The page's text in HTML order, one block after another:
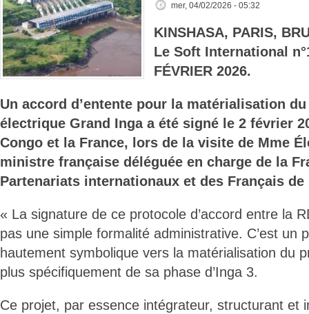
mer, 04/02/2026 - 05:32
KINSHASA, PARIS,
Le Soft International
FÉVRIER 2026.
Un accord d’entente pour la matérialisation
électrique Grand Inga a été signé le 2 février
Congo et la France, lors de la visite de Mme
ministre française déléguée en charge de la
Partenariats internationaux et des Français de
« La signature de ce protocole d’accord entre la
pas une simple formalité administrative. C’est un
hautement symbolique vers la matérialisation du
plus spécifiquement de sa phase d’Inga 3.
Ce projet, par essence intégrateur, structurant et